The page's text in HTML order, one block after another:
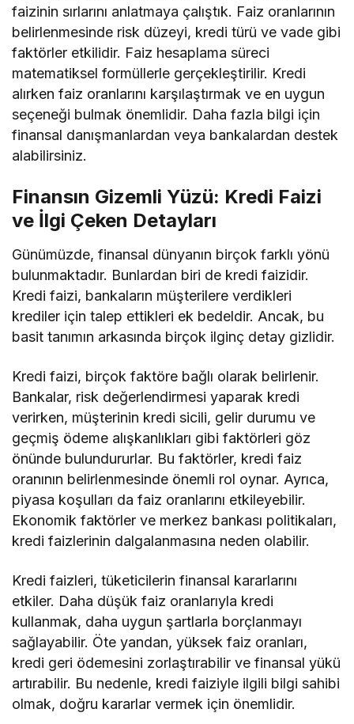
faizinin sırlarını anlatmaya çalıştık. Faiz oranlarının
belirlenmesinde risk düzeyi, kredi türü ve vade gibi
faktörler etkilidir. Faiz hesaplama süreci
matematiksel formüllerle gerçekleştirilir. Kredi
alırken faiz oranlarını karşılaştırmak ve en uygun
seçeneği bulmak önemlidir. Daha fazla bilgi için
finansal danışmanlardan veya bankalardan destek
alabilirsiniz.
Finansın Gizemli Yüzü: Kredi Faizi
ve İlgi Çeken Detayları
Günümüzde, finansal dünyanın birçok farklı yönü
bulunmaktadır. Bunlardan biri de kredi faizidir.
Kredi faizi, bankaların müşterilere verdikleri
krediler için talep ettikleri ek bedeldir. Ancak, bu
basit tanımın arkasında birçok ilginç detay gizlidir.
Kredi faizi, birçok faktöre bağlı olarak belirlenir.
Bankalar, risk değerlendirmesi yaparak kredi
verirken, müşterinin kredi sicili, gelir durumu ve
geçmiş ödeme alışkanlıkları gibi faktörleri göz
önünde bulundururlar. Bu faktörler, kredi faiz
oranının belirlenmesinde önemli rol oynar. Ayrıca,
piyasa koşulları da faiz oranlarını etkileyebilir.
Ekonomik faktörler ve merkez bankası politikaları,
kredi faizlerinin dalgalanmasına neden olabilir.
Kredi faizleri, tüketicilerin finansal kararlarını
etkiler. Daha düşük faiz oranlarıyla kredi
kullanmak, daha uygun şartlarla borçlanmayı
sağlayabilir. Öte yandan, yüksek faiz oranları,
kredi geri ödemesini zorlaştırabilir ve finansal yükü
artırabilir. Bu nedenle, kredi faiziyle ilgili bilgi sahibi
olmak, doğru kararlar vermek için önemlidir.